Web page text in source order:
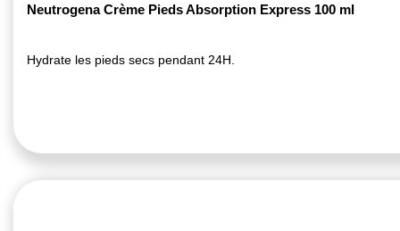
Neutrogena Crème Pieds Absorption Express 100 ml
Hydrate les pieds secs pendant 24H.